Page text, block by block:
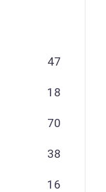
47
18
70
38
16